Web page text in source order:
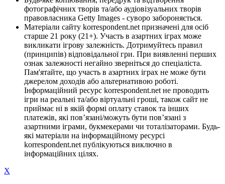
фотографічних творів та/або аудіовізуальних творів
правовласника Getty Images - суворо забороняється.
Матеріали сайту korrespondent.net призначені для осіб
старше 21 року (21+). Участь в азартних іграх може
викликати ігрову залежність. Дотримуйтесь правил
(принципів) відповідальної гри. При виявленні перших
ознак залежності негайно зверніться до спеціаліста.
Пам'ятайте, що участь в азартних іграх не може бути
джерелом доходів або альтернативою роботі.
Інформаційний ресурс korrespondent.net не проводить
ігри на реальні та/або віртуальні гроші, також сайт не
приймає ні в якій формі оплату ставок та інших
платежів, які пов’язані/можуть бути пов’язані з
азартними іграми, букмекерами чи тоталізаторами. Будь-
які матеріали на інформаційному ресурсі
korrespondent.net публікуються виключно в
інформаційних цілях.
X